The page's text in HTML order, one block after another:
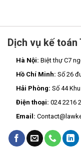
Dịch vụ kế toán
Hà Nội: Biệt thự C7
Hồ Chí Minh: Số 26
Hải Phòng: Số 44
Điện thoại: 024 2216
Email: